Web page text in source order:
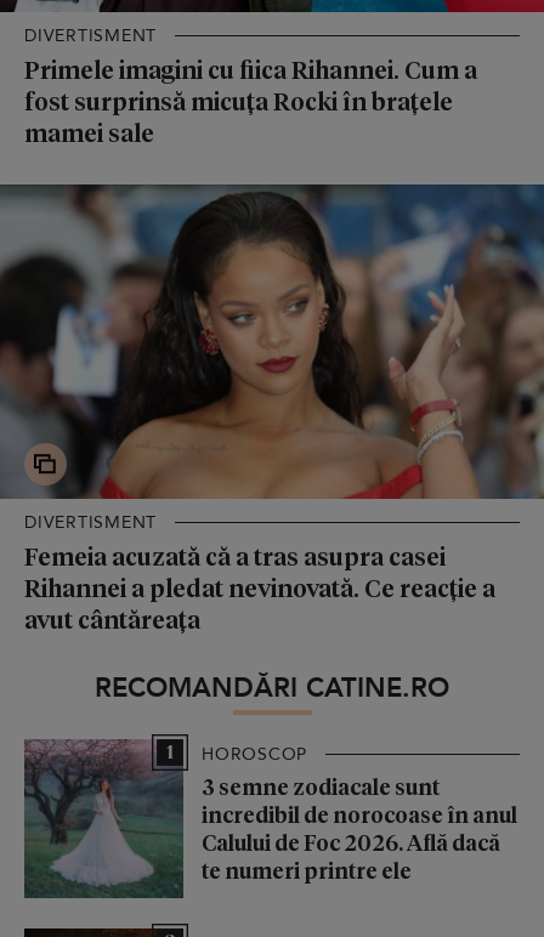
DIVERTISMENT
Primele imagini cu fiica Rihannei. Cum a
fost surprinsă micuța Rocki în brațele
mamei sale
DIVERTISMENT
Femeia acuzată că a tras asupra casei
Rihannei a pledat nevinovată. Ce reacție a
avut cântăreața
RECOMANDĂRI CATINE.RO
1 HOROSCOP
3 semne zodiacale sunt
incredibil de norocoase în anul
Calului de Foc 2026. Află dacă
te numeri printre ele